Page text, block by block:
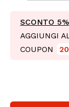
SCONTO 5%
AGGIUNGI
COUPON